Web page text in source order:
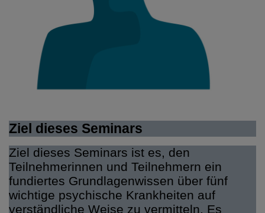
Ziel dieses Seminars
Ziel dieses Seminars ist es, den
Teilnehmerinnen und Teilnehmern ein
fundiertes Grundlagenwissen über fünf
wichtige psychische Krankheiten auf
verständliche Weise zu vermitteln. Es